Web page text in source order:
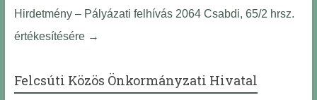
Hirdetmény – Pályázati felhívás 2064 Csabdi, 65/2 hrsz.
értékesítésére →
Felcsúti Közös Önkormányzati Hivatal